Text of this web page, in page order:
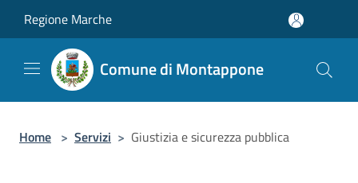
Regione Marche
Comune di Montappone
Home > Servizi > Giustizia e sicurezza pubblica